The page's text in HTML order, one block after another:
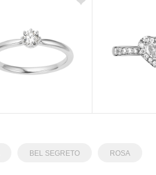
BEL SEGRETO ROSA